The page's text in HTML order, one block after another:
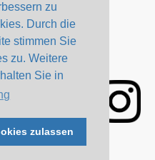
zu
Durch die
stimmen Sie
zu. Weitere
Sie in
zulassen
Webmail
Kontakt